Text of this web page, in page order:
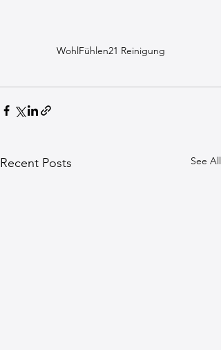
WohlFühlen21 Reinigung
Recent Posts See All